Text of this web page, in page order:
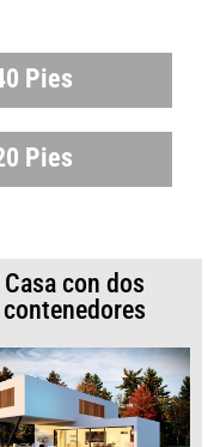
Pies
Pies
Casa con dos
contenedores